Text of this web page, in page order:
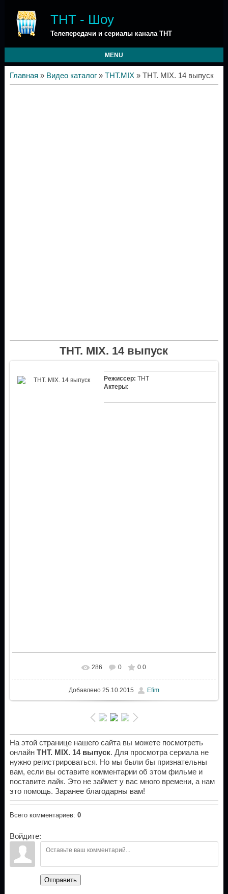
ТНТ - Шоу
Телепередачи и сериалы канала ТНТ
MENU
Главная » Видео каталог» ТНТ.MIX» ТНТ. MIX. 14 выпуск
ТНТ. MIX. 14 выпуск
Режиссер: ТНТ
Актеры:
286 0 0.0
Добавлено25.10.2015 Efim
На этой странице нашего сайта вы можете посмотреть
онлайн ТНТ. MIX. 14 выпуск. Для просмотра сериала не
нужно регистрироваться. Но мы были бы признательны
вам, если вы оставите комментарии об этом фильме и
поставите лайк. Это не займет у вас много времени, а нам
это помощь. Заранее благодарны вам!
Всего комментариев: 0
Войдите:
Отправить